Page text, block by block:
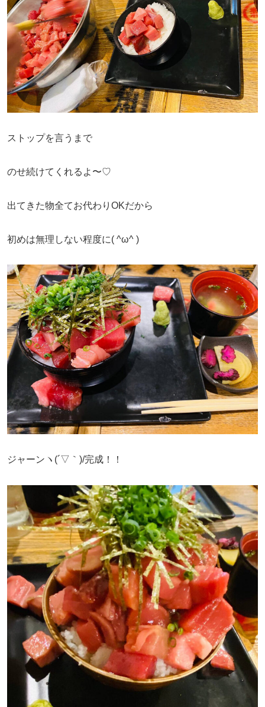
ストップを言うまで
のせ続けてくれるよ〜♡
出てきた物全てお代わりOKだから
初めは無理しない程度に( ^ω^ )
ジャーンヽ(´▽｀)/完成！！